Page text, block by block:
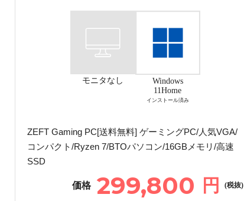
モニタなし
Windows
11Home
インストール済み
ZEFT Gaming PC[送料無料] ゲーミングPC/人気VGA/
コンパクト/Ryzen 7/BTOパソコン/16GBメモリ/高速
SSD
価格 299,800 円 (税抜)